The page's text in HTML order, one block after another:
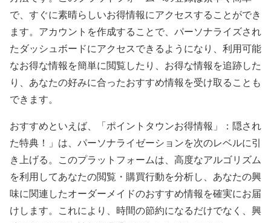
で、すぐに素晴らしいお得情報にアクセスすることができ
ます。アカウントを作成することで、パーソナライズされ
たダッシュボードにアクセスできるようになり、利用可能
なお得な情報を簡単に閲覧したり、お得な情報を追跡した
り、あなたの好みに合ったおすすめ情報を受け取ることも
できます。
おすすめといえば、「ポイントタウンお得情報」：隠され
た特典！」は、パーソナライゼーションを次のレベルに引
き上げる。このプラットフォームは、高度なアルゴリズム
を利用してあなたの閲覧・購買行動を分析し、あなたの興
味に関連したオーダーメイドのおすすめ情報を確実にお届
けします。これにより、時間の節約になるだけでなく、興